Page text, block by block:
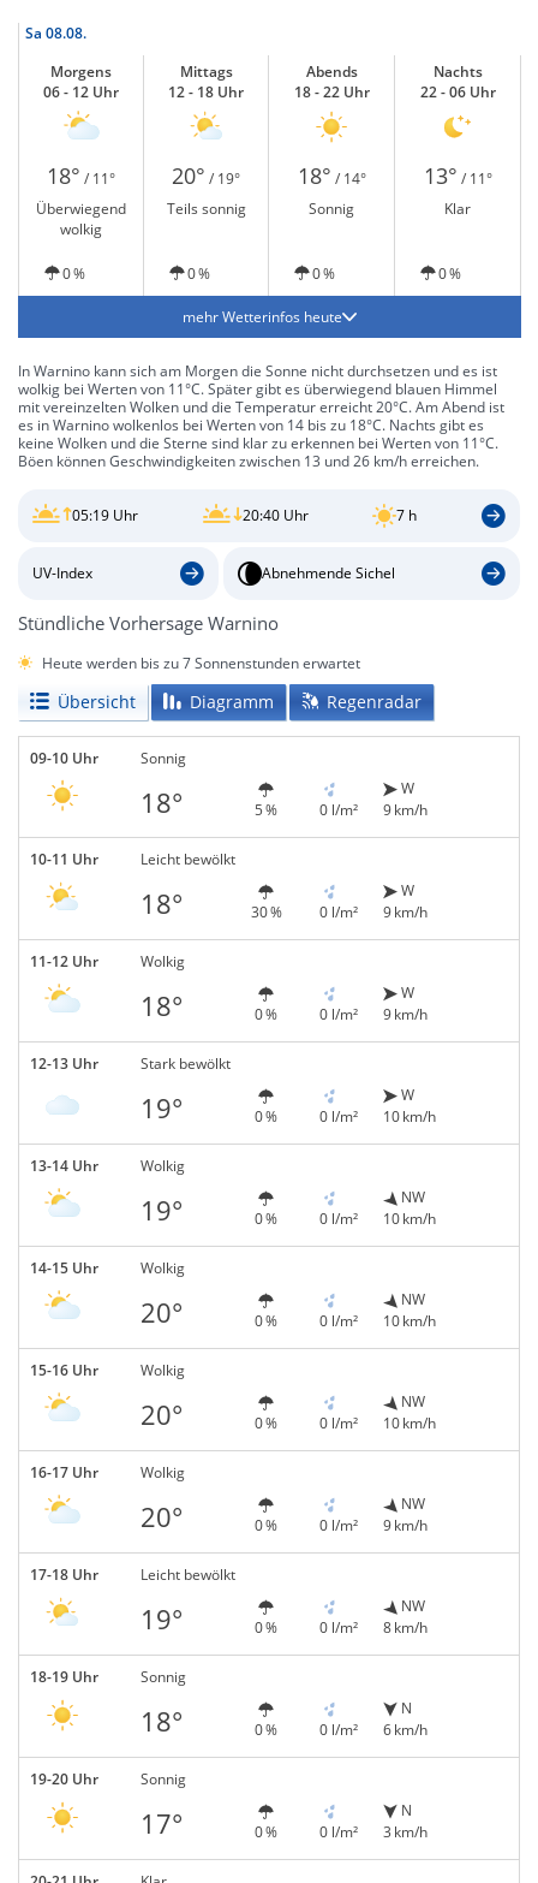
Sa 08.08.
Morgens
06 - 12 Uhr
Mittags
12 - 18 Uhr
Abends
18 - 22 Uhr
Nachts
22 - 06 Uhr
18° / 11° 20° / 19° 18° / 14° 13° / 11°
Überwiegend
wolkig
Teils sonnig Sonnig Klar
0 % 0 % 0 % 0 %
mehr Wetterinfos heute
In Warnino kann sich am Morgen die Sonne nicht durchsetzen und es ist
wolkig bei Werten von 11°C. Später gibt es überwiegend blauen Himmel
mit vereinzelten Wolken und die Temperatur erreicht 20°C. Am Abend ist
es in Warnino wolkenlos bei Werten von 14 bis zu 18°C. Nachts gibt es
keine Wolken und die Sterne sind klar zu erkennen bei Werten von 11°C.
Böen können Geschwindigkeiten zwischen 13 und 26 km/h erreichen.
05:19 Uhr 20:40 Uhr 7 h
UV-Index Abnehmende Sichel
Stündliche Vorhersage Warnino
Heute werden bis zu 7 Sonnenstunden erwartet
Übersicht Diagramm Regenradar
09-10 Uhr Sonnig
18° 5 % 0 l/m²
W
9 km/h
10-11 Uhr Leicht bewölkt
18° 30 % 0 l/m²
W
9 km/h
11-12 Uhr Wolkig
18° 0 % 0 l/m²
W
9 km/h
12-13 Uhr Stark bewölkt
19° 0 % 0 l/m²
W
10 km/h
13-14 Uhr Wolkig
19° 0 % 0 l/m²
NW
10 km/h
14-15 Uhr Wolkig
20° 0 % 0 l/m²
NW
10 km/h
15-16 Uhr Wolkig
20° 0 % 0 l/m²
NW
10 km/h
16-17 Uhr Wolkig
20° 0 % 0 l/m²
NW
9 km/h
17-18 Uhr Leicht bewölkt
19° 0 % 0 l/m²
NW
8 km/h
18-19 Uhr Sonnig
18° 0 % 0 l/m²
N
6 km/h
19-20 Uhr Sonnig
17° 0 % 0 l/m²
N
3 km/h